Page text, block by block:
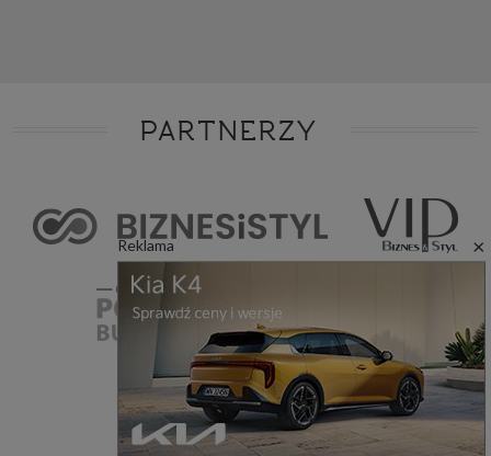
Reklama ×
PARTNERZY